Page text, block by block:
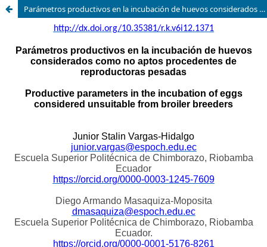
Parámetros productivos en la incubación de huevos considerados como no aptos procedentes de reproductoras pesadas